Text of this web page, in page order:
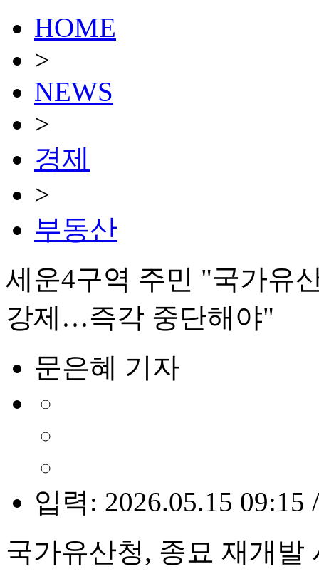
HOME
>
NEWS
>
경제
>
부동산
세운4구역 주민 "국가유
강제…즉각 중단해야"
문은혜 기자
입력: 2026.05.15 09:15
국가유산청, 종묘 재개발